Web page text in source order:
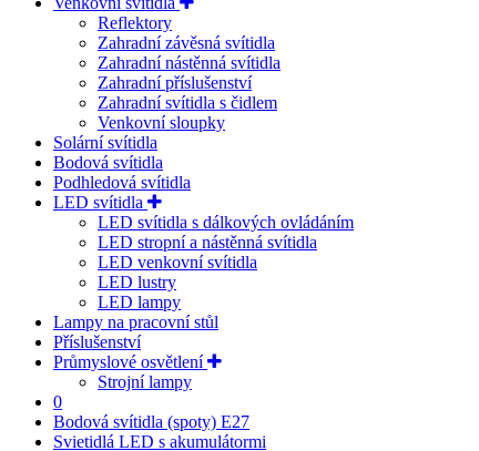
Reflektory
Zahradní závěsná svítidla
Zahradní nástěnná svítidla
Zahradní příslušenství
Zahradní svítidla s čidlem
Venkovní sloupky
Solární svítidla
Bodová svítidla
Podhledová svítidla
LED svítidla
LED svítidla s dálkových ovládáním
LED stropní a nástěnná svítidla
LED venkovní svítidla
LED lustry
LED lampy
Lampy na pracovní stůl
Příslušenství
Průmyslové osvětlení
Strojní lampy
0
Bodová svítidla (spoty) E27
Svietidlá LED s akumulátormi